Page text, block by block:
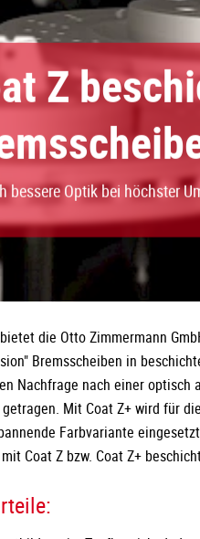
Z
bessere Optik bei höchster
die Otto Zimmermann
Bremsscheiben in
Nachfrage nach einer optisch
getragen. Mit Coat Z+ wird für
Farbvariante
Coat Z bzw. Coat Z+